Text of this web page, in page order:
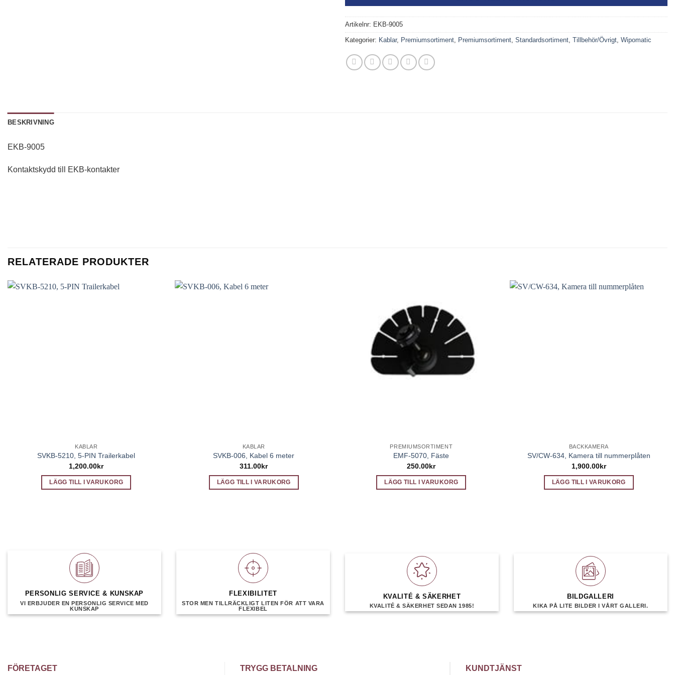
Artikelnr: EKB-9005
Kategorier: Kablar, Premiumsortiment Premiumsortiment Standardsortiment Tillbehör/Övrigt Wipomatic
BESKRIVNING
EKB-9005
Kontaktskydd till EKB-kontakter
RELATERADE PRODUKTER
KABLAR
SVKB-5210, 5-PIN Trailerkabel
1,200.00kr
LÄGG TILL I VARUKORG
KABLAR
SVKB-006, Kabel 6 meter
311.00kr
LÄGG TILL I VARUKORG
PREMIUMSORTIMENT
EMF-5070, Fäste
250.00kr
LÄGG TILL I VARUKORG
BACKKAMERA
SV/CW-634, Kamera till nummerplåten
1,900.00kr
LÄGG TILL I VARUKORG
PERSONLIG SERVICE & KUNSKAP
VI ERBJUDER EN PERSONLIG SERVICE MED
KUNSKAP
FLEXIBILITET
STOR MEN TILLRÄCKLIGT LITEN FÖR ATT VARA
FLEXIBEL
KVALITÉ & SÄKERHET
KVALITÉ & SÄKERHET SEDAN 1985!
BILDGALLERI
KIKA PÅ LITE BILDER I VÅRT GALLERI.
FÖRETAGET TRYGG BETALNING KUNDTJÄNST